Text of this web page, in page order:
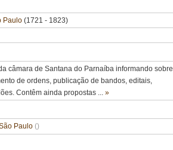
Paulo(1721 - 1823)
câmara de Santana do Parnaíba informando sobre
de ordens, publicação de bandos, editais,
Contêm ainda propostas ... »
Paulo ()